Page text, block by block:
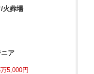
火葬場
ア
5,000円